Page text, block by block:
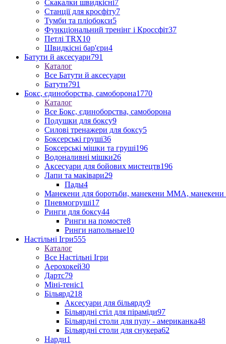
Скакалки швидкісні7
Станції для кросфіту7
Тумби та пліобокси5
Функціональний тренінг і Кроссфіт37
Петлі TRX10
Швидкісні бар'єри4
Батути й аксесуари791
Каталог
Все Батути й аксесуари
Батути791
Бокс, єдиноборства, самоборона1770
Каталог
Все Бокс, єдиноборства, самоборона
Подушки для боксу9
Силові тренажери для боксу5
Боксерські груші36
Боксерські мішки та груші196
Водоналивні мішки26
Аксесуари для бойових мистецтв196
Лапи та маківари29
Пады4
Манекени для боротьби, манекени ММА, манекени
Пневмогруші17
Ринги для боксу44
Ринги на помосте8
Ринги напольные10
Настільні Ігри555
Каталог
Все Настільні Ігри
Аерохокей30
Дартс79
Міні-теніс1
Більярд218
Аксесуари для більярду9
Більярдні стіл для піраміди97
Більярдні столи для пулу - американка48
Більярдні столи для снукера62
Нарди1